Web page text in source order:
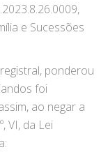
e Sucessões
ponderou
foi
ao negar a
VI, da Lei